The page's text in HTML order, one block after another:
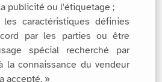
publicité ou l'étiquetage ;
caractéristiques définies
par les parties ou être
spécial recherché par
la connaissance du vendeur
accepté. »